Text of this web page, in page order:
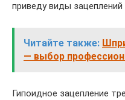
приведу виды
Читайте также:
— выбор
Гипоидное зацепление